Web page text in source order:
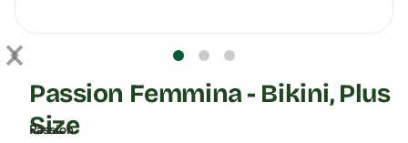
Passion
Passion Femmina - Bikini, Plus
Size